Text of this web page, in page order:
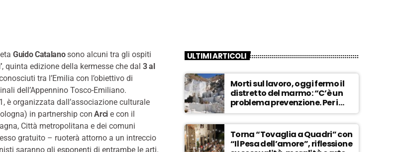
Guido Catalanosono alcuni tra gli ospiti
, quinta edizione della kermesse che dal 3 al
tra l’Emilia con l’obiettivo di
dell’Appennino Tosco-Emiliano.
è organizzata dall’associazione culturale
in partnership con Arcie con il
Città metropolitana e dei comuni
gratuito – ruoterà attorno a un intreccio
saranno gli esponenti di entrambe le arti.
ULTIMI ARTICOLI
Morti sul lavoro, oggi fermo il
distretto del marmo: “C’è un
problema prevenzione. Per i
controlli, un solo ispettore”
Torna “Tovaglia a Quadri” con
“Il Pesa dell’amore”, riflessione